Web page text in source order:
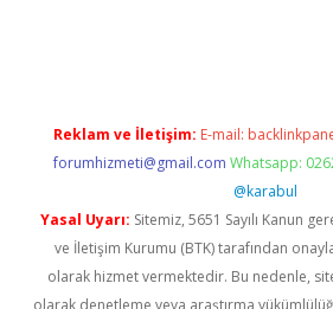
Reklam ve İletişim: E-mail:
forumhizmeti@gmail.com Whatsapp:
@karabul
Yasal Uyarı: Sitemiz, 5651 Sayılı Kanun
ve İletişim Kurumu (BTK) tarafından
olarak hizmet vermektedir. Bu nedenle,
olarak denetleme veya araştırma